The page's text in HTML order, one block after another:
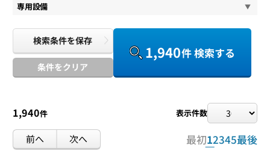
専用設備
検索条件を保存
条件をクリア
1,940件 検索する
1,940件 表示件数
前へ 次へ 最初12345最後